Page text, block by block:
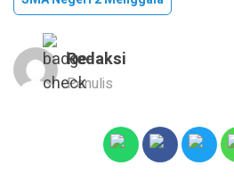
Redaksi
Penulis